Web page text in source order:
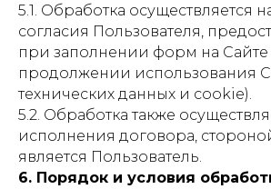
5.1. Обработка осуществляется
согласия Пользователя,
при заполнении форм на
продолжении использования
технических данных и cookie).
5.2. Обработка также
исполнения договора,
является Пользователь.
6. Порядок и условия